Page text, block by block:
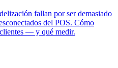
fallan por ser demasiado
del POS. Cómo
— y qué medir.